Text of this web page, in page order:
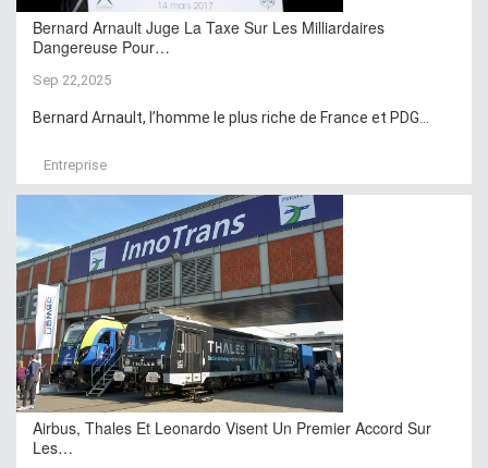
Bernard Arnault Juge La Taxe Sur Les Milliardaires
Dangereuse Pour…
Sep 22,2025
Bernard Arnault, l’homme le plus riche de France et PDG...
Entreprise
Airbus, Thales Et Leonardo Visent Un Premier Accord Sur
Les…